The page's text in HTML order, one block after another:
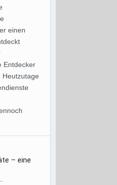
einen
Entdecker
Heutzutage
– eine
—